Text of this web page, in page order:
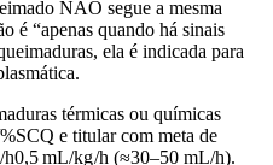
NÃO segue a mesma
é “apenas quando há sinais
ela é indicada para
térmicas ou químicas
e titular com meta de
0,5mL/kg/h (≈30–50 mL/h).